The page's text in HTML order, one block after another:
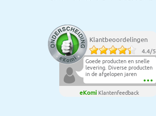
Klantbeoordelingen
4.4/5
Goede producten en snelle
levering. Diverse producten
in de afgelopen jaren
netjes afgeleverd.Top.
eKomi Klantenfeedback